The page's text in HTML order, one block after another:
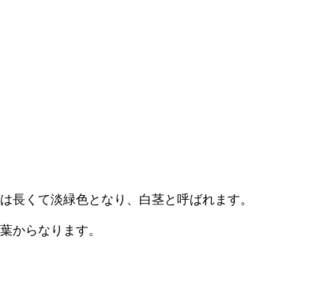
長くて淡緑色となり、白茎と呼ばれます。
からなります。